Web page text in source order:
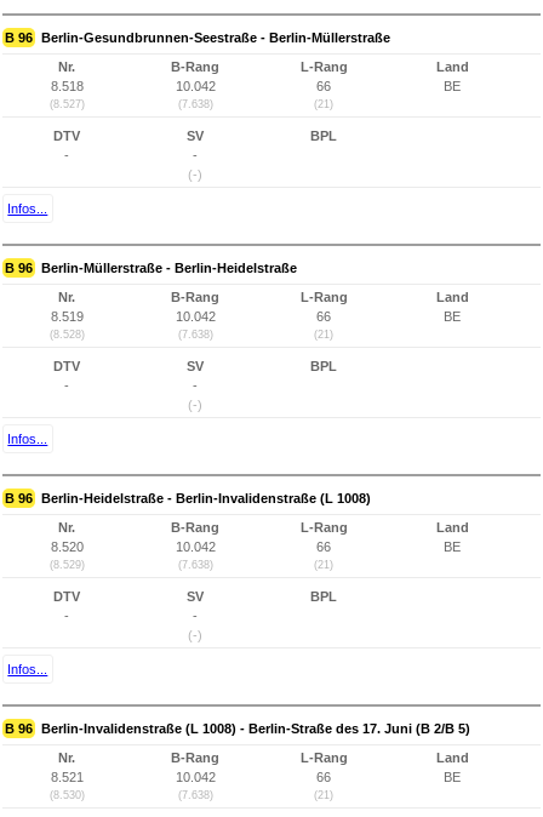
B 96 Berlin-Gesundbrunnen-Seestraße - Berlin-Müllerstraße
Nr.
8.518
(8.527)
B-Rang
10.042
(7.638)
L-Rang
66
(21)
Land
BE
DTV
-
SV
-
(-)
BPL
Infos...
B 96 Berlin-Müllerstraße - Berlin-Heidelstraße
Nr.
8.519
(8.528)
B-Rang
10.042
(7.638)
L-Rang
66
(21)
Land
BE
DTV
-
SV
-
(-)
BPL
Infos...
B 96 Berlin-Heidelstraße - Berlin-Invalidenstraße (L 1008)
Nr.
8.520
(8.529)
B-Rang
10.042
(7.638)
L-Rang
66
(21)
Land
BE
DTV
-
SV
-
(-)
BPL
Infos...
B 96 Berlin-Invalidenstraße (L 1008) - Berlin-Straße des 17. Juni (B 2/B 5)
Nr.
8.521
(8.530)
B-Rang
10.042
(7.638)
L-Rang
66
(21)
Land
BE